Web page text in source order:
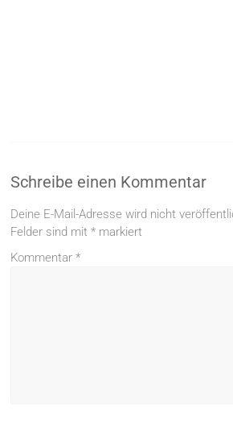
Schreibe einen Kommentar
Deine E-Mail-Adresse wird nicht
Felder sind mit* markiert
Kommentar*